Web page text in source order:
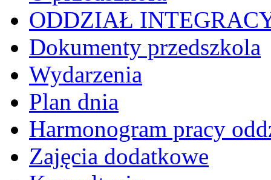
ODDZIAŁ
Dokumenty przedszkola
Wydarzenia
Plan dnia
Harmonogram pracy
Zajęcia dodatkowe